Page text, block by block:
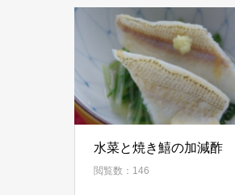
水菜と焼き鱚の加減酢
閲覧数：146